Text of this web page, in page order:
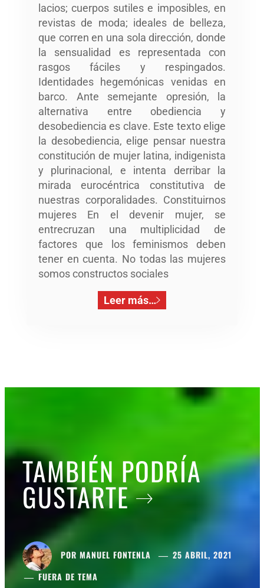
lacios; cuerpos sutiles e imposibles, en
revistas de moda; ideales de belleza,
que corren en una sola dirección, donde
la sensualidad es representada con
rasgos fáciles y respingados.
Identidades hegemónicas venidas en
barco. Ante semejante opresión, la
alternativa entre obediencia y
desobediencia es clave. Este texto elige
la desobediencia, elige pensar nuestra
constitución de mujer latina, indigenista
y plurinacional, e intenta derribar la
mirada eurocéntrica constitutiva de
nuestras corporalidades. Constituirnos
mujeres En el devenir mujer, se
entrecruzan una multiplicidad de
factores que los feminismos deben
tener en cuenta. No todas las mujeres
somos constructos sociales
Leer más…
TAMBIÉN PODRÍA
GUSTARTE
POR MANUEL FONTENLA
25 ABRIL, 2021
FUERA DE TEMA